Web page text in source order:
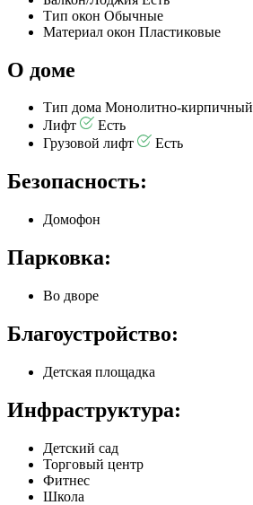
Тип окон Обычные
Материал окон Пластиковые
О доме
Тип дома Монолитно-кирпичный
Лифт
Есть
Грузовой лифт
Есть
Безопасность:
Домофон
Парковка:
Во дворе
Благоустройство:
Детская площадка
Инфраструктура:
Детский сад
Торговый центр
Фитнес
Школа